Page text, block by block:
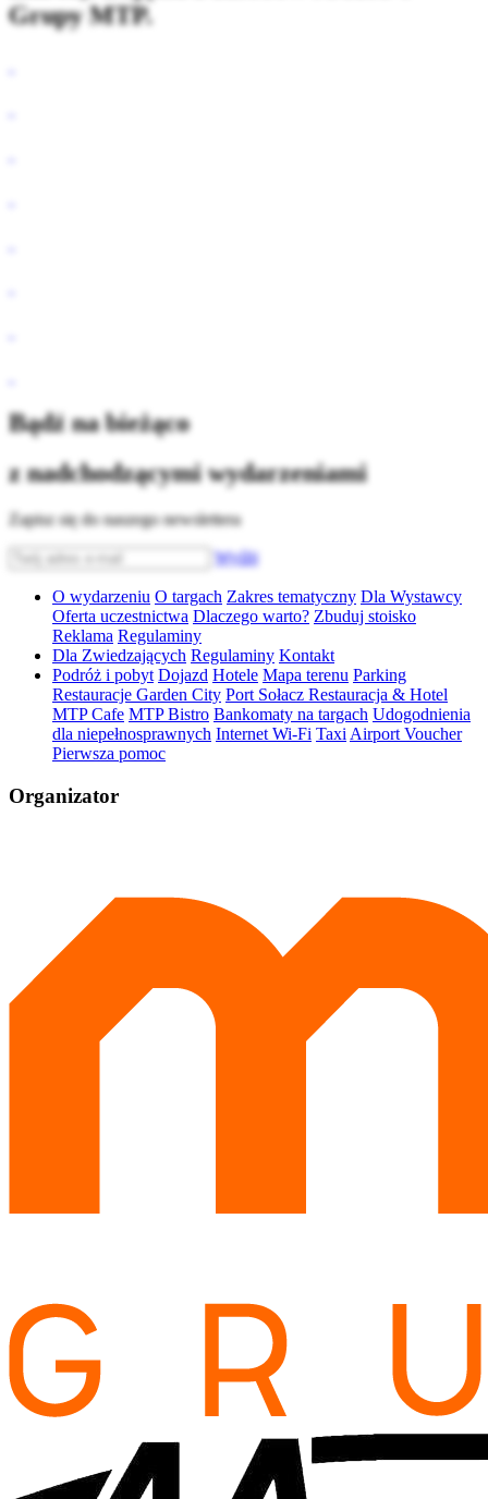
Grupy MTP.
Bądź na bieżąco
z nadchodzącymi wydarzeniami
Zapisz się do naszego newslettera
Wyślij
O wydarzeniu O targach Zakres tematyczny Dla Wystawcy
Oferta uczestnictwa Dlaczego warto? Zbuduj stoisko
Reklama Regulaminy
Dla Zwiedzających Regulaminy Kontakt
Podróż i pobyt Dojazd Hotele Mapa terenu Parking
Restauracje Garden City Port Sołacz Restauracja & Hotel
MTP Cafe MTP Bistro Bankomaty na targach Udogodnienia
dla niepełnosprawnych Internet Wi-Fi Taxi Airport Voucher
Pierwsza pomoc
Organizator